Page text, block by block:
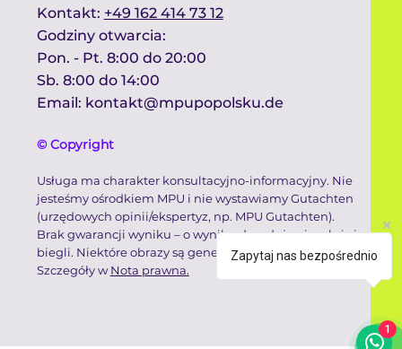
Kontakt​: +49 162 414 73 12
Godziny otwarcia:​
Pon. - Pt. 8:00 do 20:00
Sb. 8:00 do 14:00 ​
Email: kontakt@mpupopolsku.de
Usługa ma charakter konsultacyjno-informacyjny. Nie
jesteśmy ośrodkiem MPU i nie wystawiamy Gutachten
(urzędowych opinii/ekspertyz, np. MPU Gutachten).
Brak gwarancji wyniku – o wyniku decydują niezależni
biegli. Niektóre obrazy są generowane komputerowo.
Szczegóły wNota prawna.
© Copyright
Zapytaj nas bezpośrednio
1